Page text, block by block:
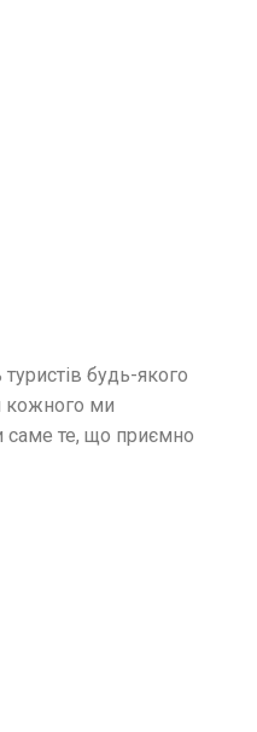
будь-якого
кожного ми
те, що приємно